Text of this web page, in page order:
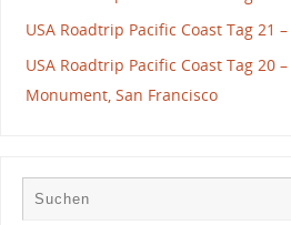
USA Roadtrip Pacific Coast Tag 21
USA Roadtrip Pacific Coast Tag 20
Monument, San Francisco